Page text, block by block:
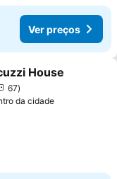
Ver preços
aos favoritos
House
67
da cidade